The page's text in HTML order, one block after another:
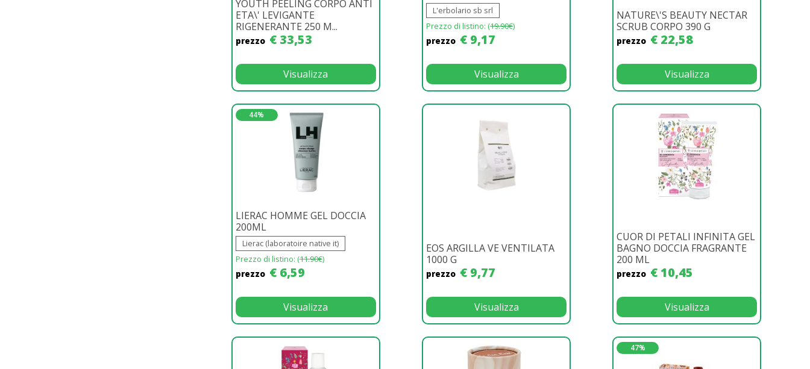
YOUTH PEELING CORPO ANTI
ETA\' LEVIGANTE
RIGENERANTE 250 M...
prezzo € 33,53
Visualizza
L'erbolario sb srl
Prezzo di listino: (19.90€)
prezzo € 9,17
Visualizza
NATURE\'S BEAUTY NECTAR
SCRUB CORPO 390 G
prezzo € 22,58
Visualizza
44%
LIERAC HOMME GEL DOCCIA
200ML
Lierac (laboratoire native it)
Prezzo di listino: (11.90€)
prezzo € 6,59
Visualizza
EOS ARGILLA VE VENTILATA
1000 G
prezzo € 9,77
Visualizza
CUOR DI PETALI INFINITA GEL
BAGNO DOCCIA FRAGRANTE
200 ML
prezzo € 10,45
Visualizza
47%